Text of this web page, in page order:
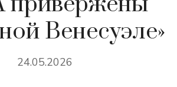
Венесуэле»
24.05.2026